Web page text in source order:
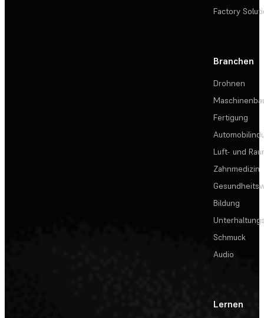
Factory
Branchen
Drohnen
Fertigung
Luft- und
Zahnmedizin
Bildung
Schmuck
Audio
Lernen